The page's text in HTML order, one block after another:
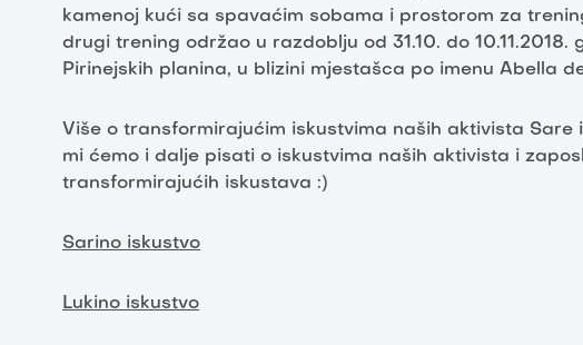
kamenoj kući sa spavaćim sobama i prostorom za
drugi trening održao u razdoblju od 31.10. do
Pirinejskih planina, u blizini mjestašca po imenu Abella
Više o transformirajućim iskustvima naših aktivista Sare
mi ćemo i dalje pisati o iskustvima naših aktivista i
transformirajućih iskustava :)
Sarino iskustvo
Lukino iskustvo